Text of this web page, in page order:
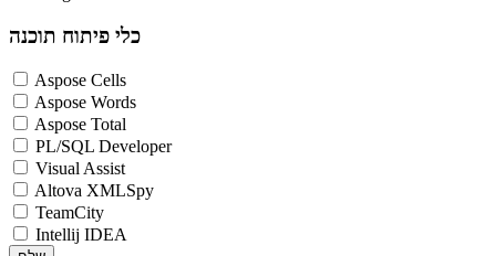
כלי פיתוח תוכנה
Aspose Cells
Aspose Words
Aspose Total
PL/SQL Developer
Visual Assist
Altova XMLSpy
TeamCity
Intellij IDEA